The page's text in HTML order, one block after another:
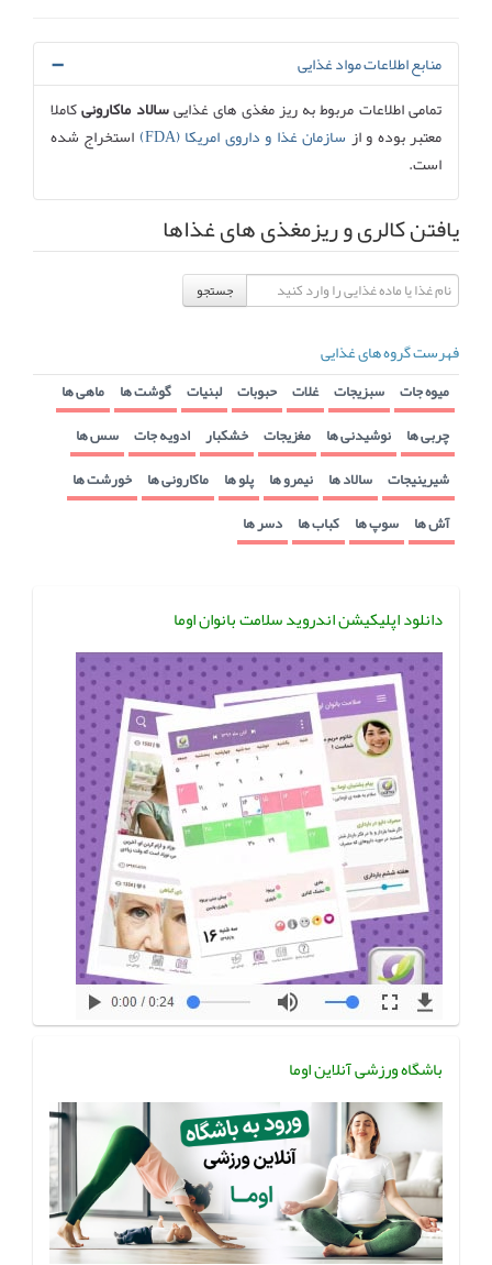
منابع اطلاعات مواد غذایی
تمامی اطلاعات مربوط به ریز مغذی های غذاییسالاد ماکارونیکاملا
معتبر بوده و از سازمان غذا و داروی امریکا (FDA)
استخراج شده
است.
یافتن کالری و ریزمغذی های غذاها
جستجو
فهرست گروه های غذایی
میوه جات سبزیجات غلات حبوبات لبنیات گوشت ها ماهی ها
چربی ها نوشیدنی ها مغزیجات خشکبار ادویه جات سس ها
شیرینیجات سالاد ها نیمرو ها پلو ها ماکارونی ها خورشت ها
آش ها سوپ ها کباب ها دسر ها
دانلود اپلیکیشن اندروید سلامت بانوان اوما
باشگاه ورزشی آنلاین اوما